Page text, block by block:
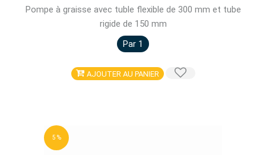
Pompe à graisse avec tuble flexible de 300 mm et tube
rigide de 150 mm
Par 1
AJOUTER AU PANIER
5 %